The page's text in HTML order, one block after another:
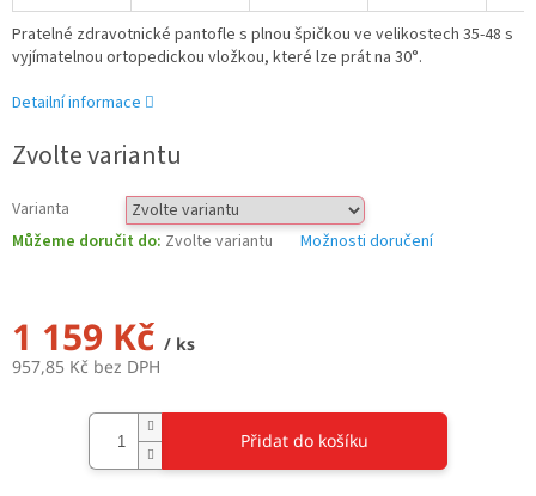
1 159 Kč / ks
957,85 Kč bez DPH
Zvolte variantu
Varianta
Můžeme doručit do: Zvolte variantu Možnosti doručení
Přidat do košíku
Pratelné zdravotnické pantofle s plnou špičkou ve velikostech 35-48 s
vyjímatelnou ortopedickou vložkou, které lze prát na 30°.
Detailní informace